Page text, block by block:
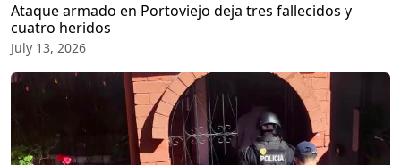
Ataque armado en Portoviejo deja tres fallecidos y
cuatro heridos
July 13, 2026